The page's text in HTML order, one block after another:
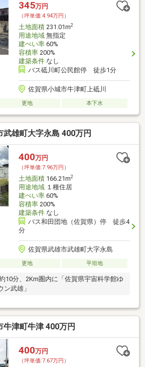
345万円
（坪単価:4.94万円）
土地面積231.01m2
用途地域無指定
建ぺい率60%
容積率200%
建築条件なし
バス砥川町公民館停 徒歩1分
佐賀県小城市牛津町上砥川
更地 本下水
武雄町大字永島 400万円
400万円
（坪単価:7.96万円）
土地面積166.21m2
用途地域１種住居
建ぺい率60%
容積率200%
建築条件なし
バス和田団地（佐賀県）停 徒歩4
分
佐賀県武雄市武雄町大字永島
更地 平坦地
10分、2Km圏内に「佐賀県宇宙科学館ゆ
武雄」
牛津町牛津 400万円
400万円
（坪単価:7.67万円）